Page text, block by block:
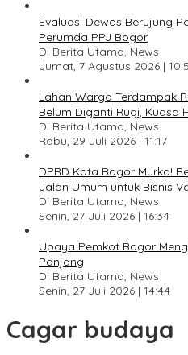
Evaluasi Dewas Berujung
Perumda PPJ Bogor
Di Berita Utama, News
Jumat, 7 Agustus 2026 |
Lahan Warga Terdampak
Belum Diganti Rugi, Kuasa
Di Berita Utama, News
Rabu, 29 Juli 2026 | 11:17
DPRD Kota Bogor Murka!
Jalan Umum untuk Bisnis
Di Berita Utama, News
Senin, 27 Juli 2026 | 16:34
Upaya Pemkot Bogor
Panjang
Di Berita Utama, News
Senin, 27 Juli 2026 | 14:44
Cagar budaya